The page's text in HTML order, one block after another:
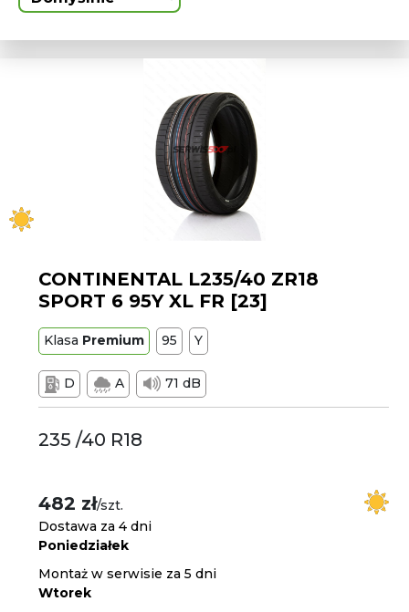
CONTINENTAL L235/40 ZR18
SPORT 6 95Y XL FR [23]
Klasa Premium 95 Y
D A 71 dB
235 /40 R18
482 zł/szt.
Dostawa za 4 dni
Poniedziałek
Montaż w serwisie za 5 dni
Wtorek